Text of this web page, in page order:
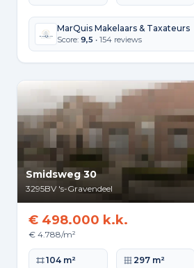
MarQuis Makelaars & Taxateurs
Score: 9,5 • 154 reviews
Smidsweg 30
3295BV 's-Gravendeel
€ 498.000 k.k.
€ 4.788/m²
Woonoppervlakte
104 m² Perceeloppervlakte
297 m²